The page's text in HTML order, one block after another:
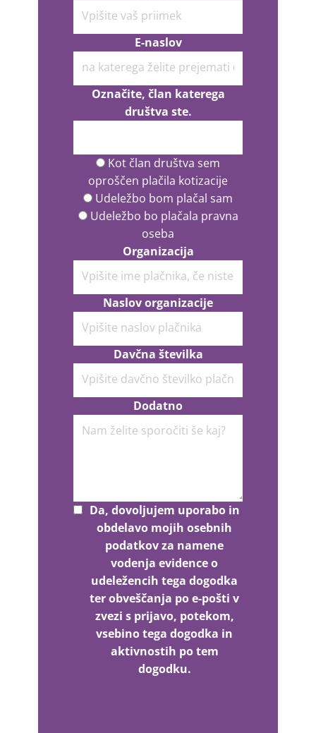
E-naslov
Označite, član katerega
društva ste.
Kot član društva sem
oproščen plačila kotizacije
Udeležbo bom plačal sam
Udeležbo bo plačala pravna
oseba
Organizacija
Naslov organizacije
Davčna številka
Dodatno
Da, dovoljujem uporabo in
obdelavo mojih osebnih
podatkov za namene
vodenja evidence o
udeležencih tega dogodka
ter obveščanja po e-pošti v
zvezi s prijavo, potekom,
vsebino tega dogodka in
aktivnostih po tem
dogodku.